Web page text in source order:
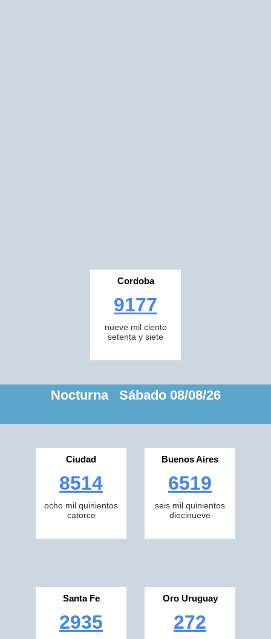
Cordoba
9177
nueve mil ciento
setenta y siete
Nocturna Sábado 08/08/26
Ciudad
8514
ocho mil quinientos
catorce
Buenos Aires
6519
seis mil quinientos
diecinueve
Santa Fe
2935
Oro Uruguay
272